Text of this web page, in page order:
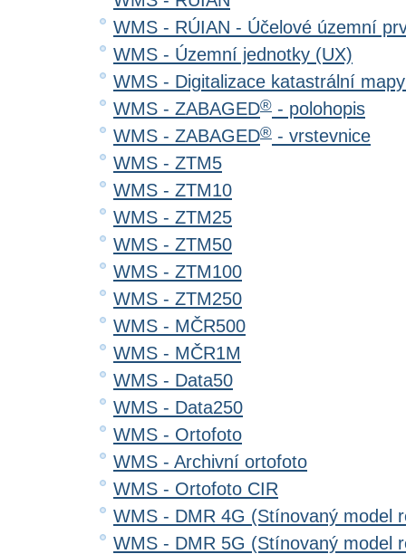
WMS - RÚIAN - Účelové územní
WMS - Územní jednotky (UX)
WMS - Digitalizace katastrální
WMS - ZABAGED® - polohopis
WMS - ZABAGED® - vrstevnice
WMS - ZTM5
WMS - ZTM10
WMS - ZTM25
WMS - ZTM50
WMS - ZTM100
WMS - ZTM250
WMS - MČR500
WMS - MČR1M
WMS - Data50
WMS - Data250
WMS - Ortofoto
WMS - Archivní ortofoto
WMS - Ortofoto CIR
WMS - DMR 4G (Stínovaný model
WMS - DMR 5G (Stínovaný model